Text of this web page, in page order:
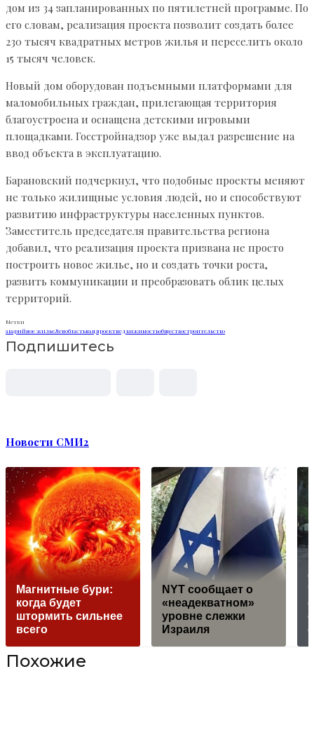
дом из 34 запланированных по пятилетней программе. По
его словам, реализация проекта позволит создать более
230 тысяч квадратных метров жилья и переселить около
15 тысяч человек.
Новый дом оборудован подъемными платформами для
маломобильных граждан, прилегающая территория
благоустроена и оснащена детскими игровыми
площадками. Госстройнадзор уже выдал разрешение на
ввод объекта в эксплуатацию.
Барановский подчеркнул, что подобные проекты меняют
не только жилищные условия людей, но и способствуют
развитию инфраструктуры населенных пунктов.
Заместитель председателя правительства региона
добавил, что реализация проекта призвана не просто
построить новое жилье, но и создать точки роста,
развить коммуникации и преобразовать облик целых
территорий.
Метки
аварийное жильеЛенобластьнацпроектнедвижимостьобществостроительство
Подпишитесь
Новости СМИ2
Магнитные бури:
когда будет
штормить сильнее
всего
NYT сообщает о
«неадекватном»
уровне слежки
Израиля
Похожие